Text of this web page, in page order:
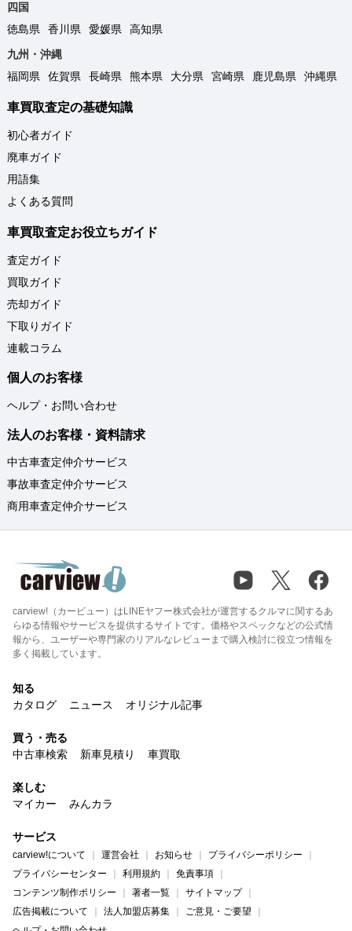
四国
徳島県
香川県 愛媛県
高知県
九州・沖縄
福岡県
佐賀県 長崎県 熊本県 大分県 宮崎県 鹿児島県 沖縄県
車買取査定の基礎知識
初心者ガイド
廃車ガイド
用語集
よくある質問
車買取査定お役立ちガイド
査定ガイド
買取ガイド
売却ガイド
下取りガイド
連載コラム
個人のお客様
ヘルプ・お問い合わせ
法人のお客様・資料請求
中古車査定仲介サービス
事故車査定仲介サービス
商用車査定仲介サービス
carview!（カービュー）はLINEヤフー株式会社が運営するクルマに関するあ
らゆる情報やサービスを提供するサイトです。価格やスペックなどの公式情
報から、ユーザーや専門家のリアルなレビューまで購入検討に役立つ情報を
多く掲載しています。
知る
カタログ
ニュース オリジナル記事
買う・売る
中古車検索
新車見積り 車買取
楽しむ
マイカー
みんカラ
サービス
carview!について 運営会社 お知らせ
プライバシーポリシー
プライバシーセンター
利用規約
免責事項
コンテンツ制作ポリシー
著者一覧
サイトマップ
広告掲載について
法人加盟店募集
ご意見・ご要望